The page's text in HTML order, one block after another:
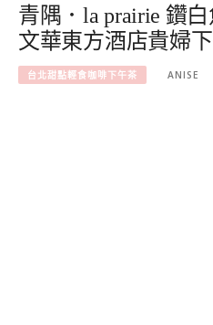
青隅．la prairie 鑽
文華東方酒店貴婦
台北甜點輕食咖啡下午茶 ANISE